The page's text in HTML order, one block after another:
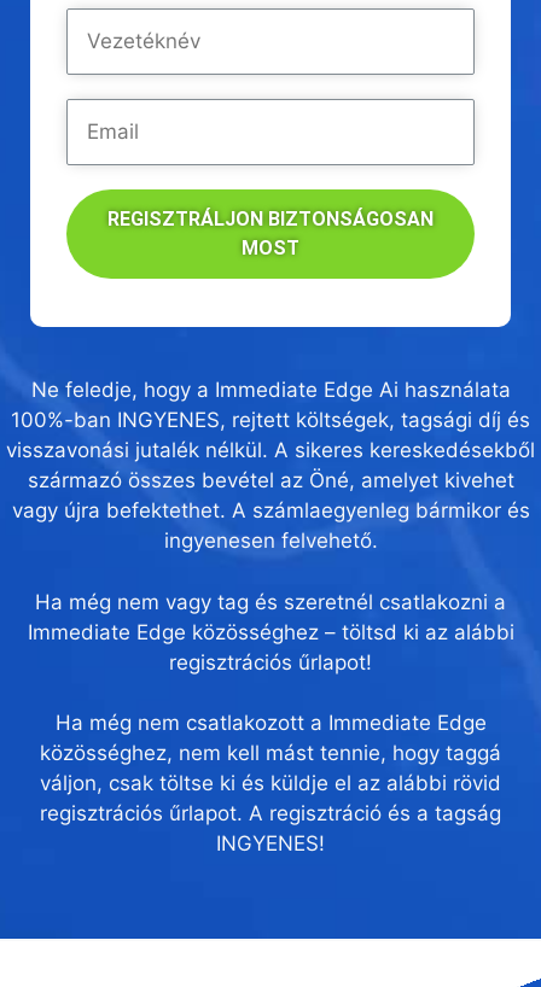
REGISZTRÁLJON BIZTONSÁGOSAN
MOST
Ne feledje, hogy a Immediate Edge Ai használata
100%-ban INGYENES, rejtett költségek, tagsági díj és
visszavonási jutalék nélkül. A sikeres kereskedésekből
származó összes bevétel az Öné, amelyet kivehet
vagy újra befektethet. A számlaegyenleg bármikor és
ingyenesen felvehető.
Ha még nem vagy tag és szeretnél csatlakozni a
Immediate Edge közösséghez – töltsd ki az alábbi
regisztrációs űrlapot!
Ha még nem csatlakozott a Immediate Edge
közösséghez, nem kell mást tennie, hogy taggá
váljon, csak töltse ki és küldje el az alábbi rövid
regisztrációs űrlapot. A regisztráció és a tagság
INGYENES!